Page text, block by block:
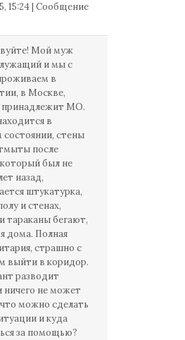
15:24 | Сообщение
Мой муж
и мы с
в
в Москве,
принадлежит МО.
в
стены
после
был не
назад,
штукатурка,
и стенах,
бегают,
дома. Полная
страшно с
выйти в коридор.
разводит
ничего не может
можно сделать
и куда
за помощью?